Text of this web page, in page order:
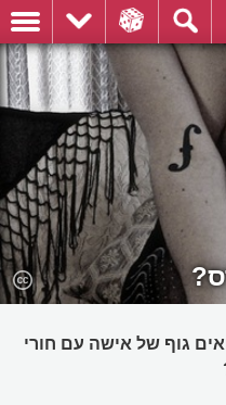
גוף של אישה עם חורי